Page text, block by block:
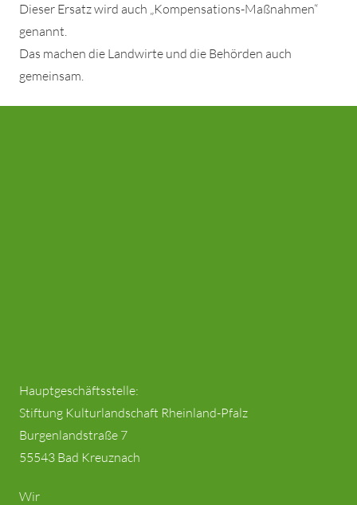
Dieser Ersatz wird auch „Kompensations-Maßnahmen“
genannt.
Das machen die Landwirte und die Behörden auch
gemeinsam.
Hauptgeschäftsstelle:
Stiftung Kulturlandschaft Rheinland-Pfalz
Burgenlandstraße 7
55543 Bad Kreuznach
Wir